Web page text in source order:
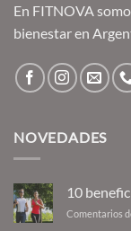
En FITNOVA
bienestar en
NOVEDADES
10
Comentarios